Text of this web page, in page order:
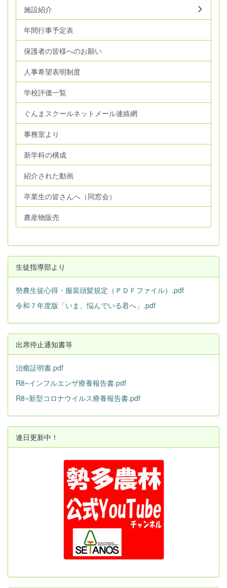
施設紹介
年間行事予定表
保護者の皆様へのお願い
人事希望表明制度
学校評価一覧
ぐんまスクールネットメール連絡網
事務室より
新学科の構成
紹介された動画
卒業生の皆さんへ（同窓会）
農産物販売
生徒指導部より
勢農生徒心得・服装頭髪規定（ＰＤＦファイル）.pdf
令和７年度版「いま、悩んでいる君へ」.pdf
出席停止通知書等
治癒証明書.pdf
R8~インフルエンザ療養報告書.pdf
R8~新型コロナウイルス療養報告書.pdf
連日更新中！